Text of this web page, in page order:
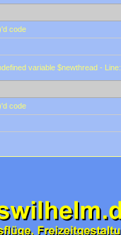
code
variable $newthread -
code